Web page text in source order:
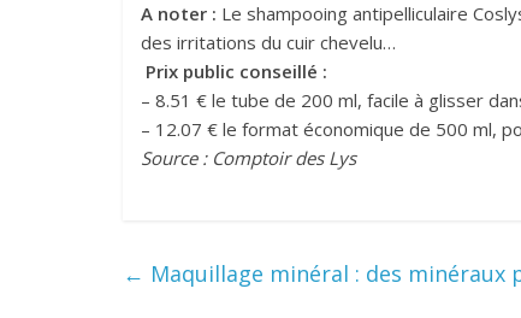
A noter : Le shampooing antipelliculaire
des irritations du cuir chevelu…
Prix public conseillé :
– 8.51 € le tube de 200 ml, facile à glisser
– 12.07 € le format économique de 500 ml,
Source : Comptoir des Lys
← Maquillage minéral : des minéraux